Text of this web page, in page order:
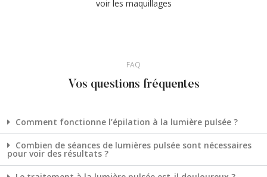
voir les maquillages
FAQ
Vos questions fréquentes
Comment fonctionne l’épilation à la lumière pulsée ?
Combien de séances de lumières pulsée sont nécessaires
pour voir des résultats ?